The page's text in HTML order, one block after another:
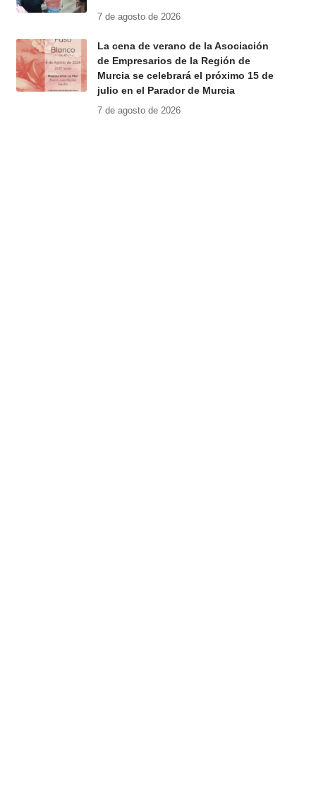
7 de agosto de 2026
La cena de verano de la Asociación
de Empresarios de la Región de
Murcia se celebrará el próximo 15 de
julio en el Parador de Murcia
7 de agosto de 2026